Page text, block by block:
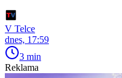
V Telce
dnes, 17:59
3 min
Reklama